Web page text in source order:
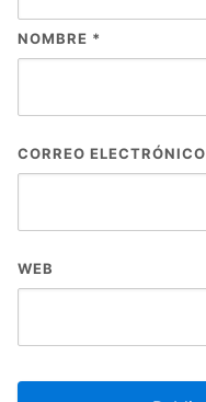
NOMBRE *
CORREO ELECTRÓNICO
WEB